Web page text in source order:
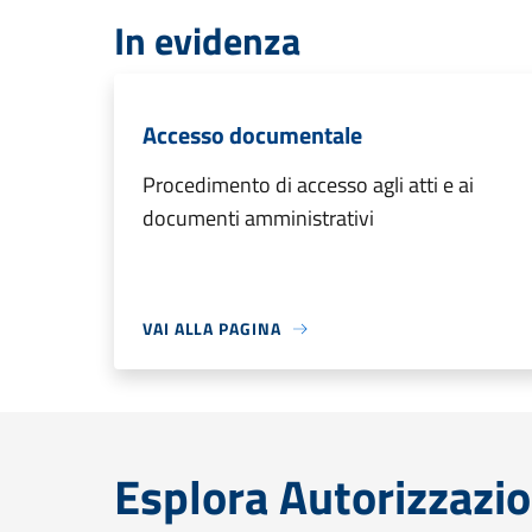
In evidenza
Accesso documentale
Procedimento di accesso agli atti e ai
documenti amministrativi
VAI ALLA PAGINA
Esplora